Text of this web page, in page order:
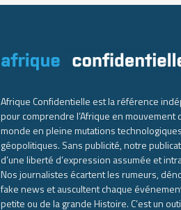
Afrique Confidentielle est la référence
pour comprendre l’Afrique en mouvement
monde en pleine mutations
géopolitiques. Sans publicité, notre
d’une liberté d’expression assumée et
Nos journalistes écartent les rumeurs,
fake news et auscultent chaque
petite ou de la grande Histoire. C’est un